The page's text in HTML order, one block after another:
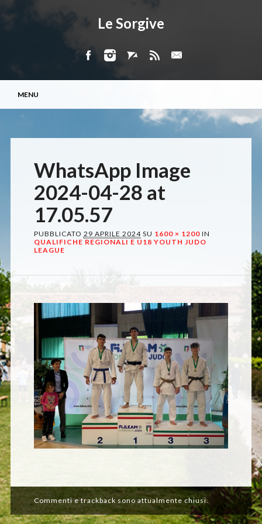
Le Sorgive
Menu principale
MENU
WhatsApp Image
2024-04-28 at
17.05.57
PUBBLICATO 29 APRILE 2024SU 1600 × 1200IN
QUALIFICHE REGIONALI E U18 YOUTH JUDO
LEAGUE
Commenti e trackback sono attualmente chiusi.